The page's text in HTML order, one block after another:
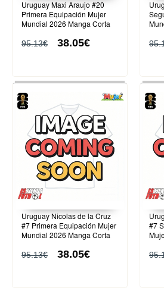
Uruguay Maxi Araujo #20
Primera Equipación Mujer
Mundial 2026 Manga Corta
95.13€ 38.05€
Uruguay Nicolas de la Cruz
#7 Primera Equipación Mujer
Mundial 2026 Manga Corta
95.13€ 38.05€
#7